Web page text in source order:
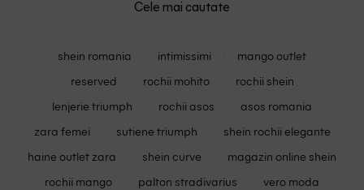
Cele mai cautate
shein romania intimissimi
mango outlet
reserved
rochii mohito
rochii shein
lenjerie triumph
rochii asos
asos romania
zara femei
sutiene triumph
shein rochii elegante
haine outlet zara
shein curve
magazin online shein
rochii mango
palton stradivarius
vero moda